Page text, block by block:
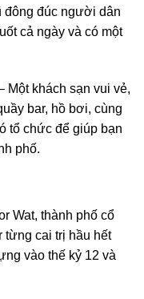
đông đúc người dân
cả ngày và có một
Một khách sạn vui vẻ,
bar, hồ bơi, cùng
tổ chức để giúp bạn
phố.
Wat, thành phố cổ
từng cai trị hầu hết
vào thế kỷ 12 và